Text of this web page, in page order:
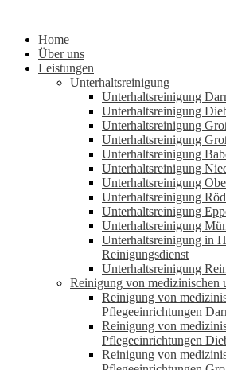
Home
Über uns
Leistungen
Unterhaltsreinigung
Unterhaltsreinigung
Unterhaltsreinigung
Unterhaltsreinigung
Unterhaltsreinigung
Unterhaltsreinigung
Unterhaltsreinigung
Unterhaltsreinigung
Unterhaltsreinigung
Unterhaltsreinigung
Unterhaltsreinigung
Unterhaltsreinigung in
Reinigungsdienst
Unterhaltsreinigung
Reinigung von medizinischen
Reinigung von
Pflegeeinrichtungen
Reinigung von
Pflegeeinrichtungen
Reinigung von